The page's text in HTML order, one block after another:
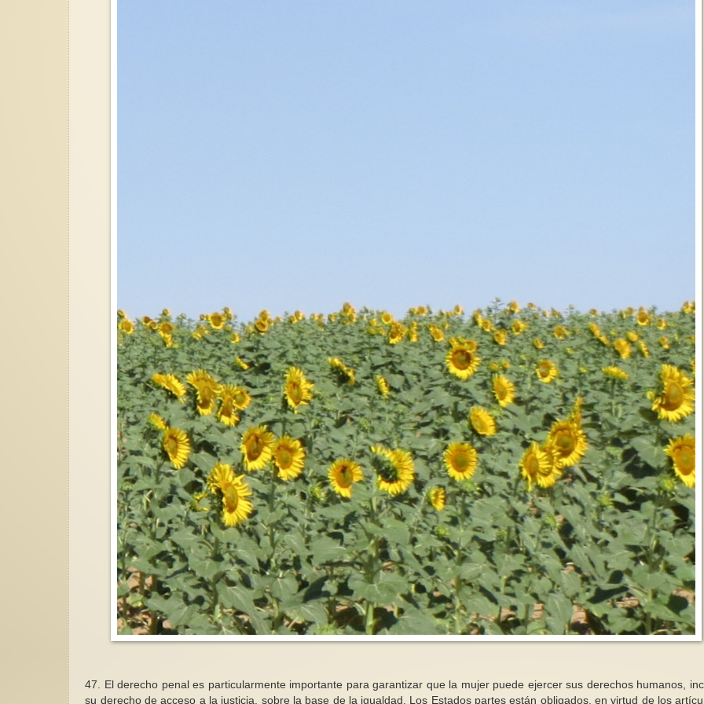
47. El derecho penal es particularmente importante para garantizar que la mujer puede ejercer sus derechos humanos,
su derecho de acceso a la justicia, sobre la base de la igualdad. Los Estados partes están obligados, en virtud de los
Hoy estamos de cumpleaños ¡¡¡
Esta nuestra querida página
"Mujer del Mediterráneo" celebra
14 años de existencia
destacándose...
Apoya con nosotras
del premio René
Albanese
Nos sumamos a
reconocimiento de
Albanese para el
Cassin de...